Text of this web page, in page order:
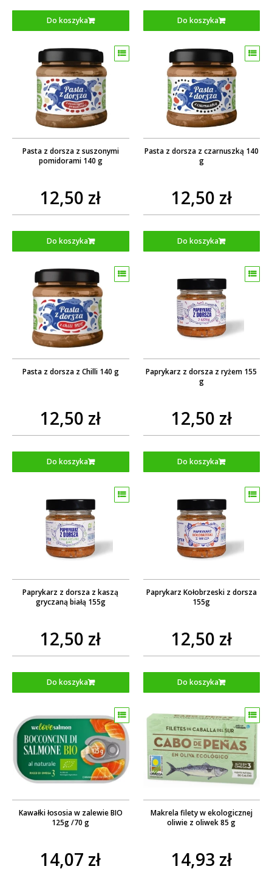
Do koszyka Do koszyka
Pasta z dorsza z suszonymi
pomidorami 140 g
12,50 zł
Do koszyka
Pasta z dorsza z czarnuszką 140
g
12,50 zł
Do koszyka
Pasta z dorsza z Chilli 140 g
12,50 zł
Do koszyka
Paprykarz z dorsza z ryżem 155
g
12,50 zł
Do koszyka
Paprykarz z dorsza z kaszą
gryczaną białą 155g
12,50 zł
Do koszyka
Paprykarz Kołobrzeski z dorsza
155g
12,50 zł
Do koszyka
Kawałki łososia w zalewie BIO
125g /70 g
14,07 zł
Makrela filety w ekologicznej
oliwie z oliwek 85 g
14,93 zł